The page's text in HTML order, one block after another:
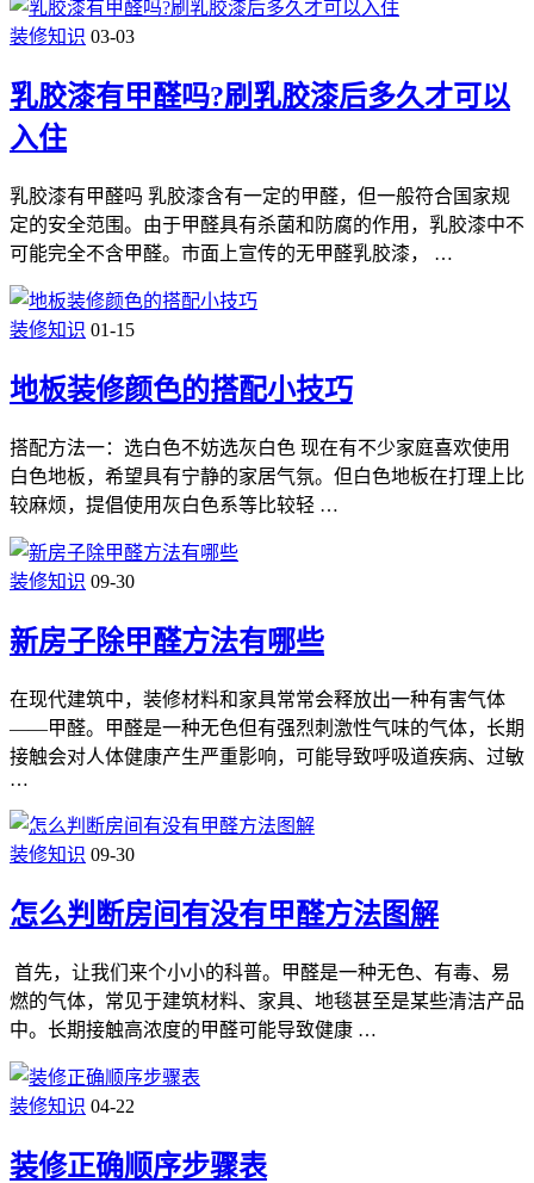
装修知识 03-03
乳胶漆有甲醛吗?刷乳胶漆后多久才可以
入住
乳胶漆有甲醛吗 乳胶漆含有一定的甲醛，但一般符合国家规
定的安全范围。由于甲醛具有杀菌和防腐的作用，乳胶漆中不
可能完全不含甲醛。市面上宣传的无甲醛乳胶漆， …
装修知识 01-15
地板装修颜色的搭配小技巧
搭配方法一：选白色不妨选灰白色 现在有不少家庭喜欢使用
白色地板，希望具有宁静的家居气氛。但白色地板在打理上比
较麻烦，提倡使用灰白色系等比较轻 …
装修知识 09-30
新房子除甲醛方法有哪些
在现代建筑中，装修材料和家具常常会释放出一种有害气体
——甲醛。甲醛是一种无色但有强烈刺激性气味的气体，长期
接触会对人体健康产生严重影响，可能导致呼吸道疾病、过敏
…
装修知识 09-30
怎么判断房间有没有甲醛方法图解
首先，让我们来个小小的科普。甲醛是一种无色、有毒、易
燃的气体，常见于建筑材料、家具、地毯甚至是某些清洁产品
中。长期接触高浓度的甲醛可能导致健康 …
装修知识 04-22
装修正确顺序步骤表